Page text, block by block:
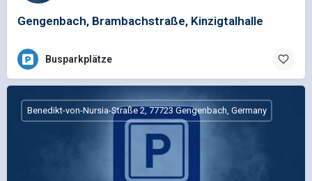
Gengenbach, Brambachstraße, Kinzigtalhalle
Busparkplätze
Benedikt-von-Nursia-Straße 2, 77723 Gengenbach, Germany